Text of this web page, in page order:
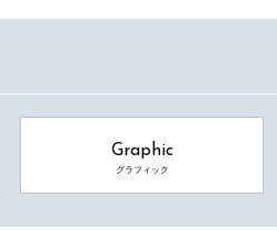
Graphic
グラフィック